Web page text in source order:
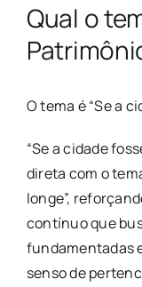
Qual o
O tema é “Se a
“Se a cidade
direta com o
longe”,
contínuo que
fundamentadas
senso de